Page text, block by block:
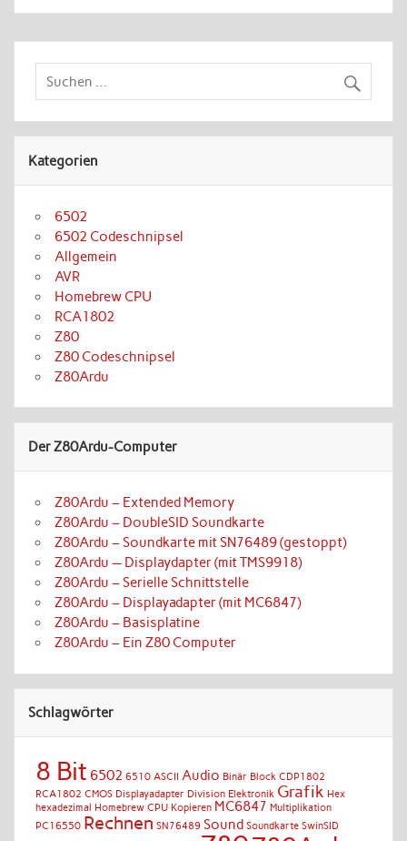
Kategorien
6502
6502 Codeschnipsel
Allgemein
AVR
Homebrew CPU
RCA1802
Z80
Z80 Codeschnipsel
Z80Ardu
Der Z80Ardu-Computer
Z80Ardu – Extended Memory
Z80Ardu – DoubleSID Soundkarte
Z80Ardu – Soundkarte mit SN76489 (gestoppt)
Z80Ardu — Displaydapter (mit TMS9918)
Z80Ardu – Serielle Schnittstelle
Z80Ardu – Displayadapter (mit MC6847)
Z80Ardu – Basisplatine
Z80Ardu – Ein Z80 Computer
Schlagwörter
8 Bit 6502 6510 ASCII Audio Binär Block CDP1802
RCA1802 CMOS Displayadapter Division Elektronik Grafik Hex
hexadezimal Homebrew CPU Kopieren MC6847 Multiplikation
PC16550 Rechnen SN76489 Sound Soundkarte SwinSID